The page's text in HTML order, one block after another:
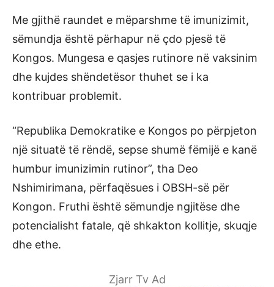
Me gjithë raundet e mëparshme të imunizimit,
sëmundja është përhapur në çdo pjesë të
Kongos. Mungesa e qasjes rutinore në vaksinim
dhe kujdes shëndetësor thuhet se i ka
kontribuar problemit.
“Republika Demokratike e Kongos po përpjeton
një situatë të rëndë, sepse shumë fëmijë e kanë
humbur imunizimin rutinor”, tha Deo
Nshimirimana, përfaqësues i OBSH-së për
Kongon. Fruthi është sëmundje ngjitëse dhe
potencialisht fatale, që shkakton kollitje, skuqje
dhe ethe.
Zjarr Tv Ad